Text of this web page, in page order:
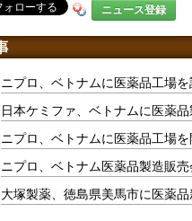
ニュース登録
ニプロ、ベトナムに医薬品工場
日本ケミファ、ベトナムに医薬
ニプロ、ベトナムに医薬品工場
ニプロ、ベトナム医薬品製造販
大塚製薬、徳島県美馬市に医薬